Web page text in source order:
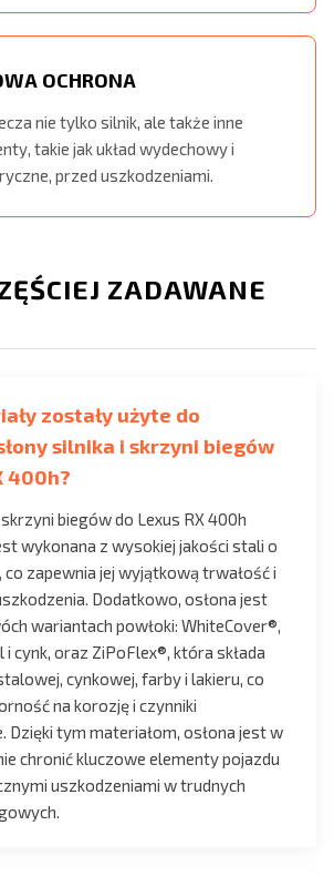
OCHRONA
nie tylko silnik, ale także inne
takie jak układ wydechowy i
przed uszkodzeniami.
ZADAWANE
zostały użyte do
silnika i skrzyni biegów
400h?
skrzyni biegów do Lexus RX 400h
wykonana z wysokiej jakości stali o
zapewnia jej wyjątkową trwałość i
Dodatkowo, osłona jest
wariantach powłoki: WhiteCover®,
cynk, oraz ZiPoFlex®, która składa
cynkowej, farby i lakieru, co
na korozję i czynniki
tym materiałom, osłona jest w
chronić kluczowe elementy pojazdu
uszkodzeniami w trudnych